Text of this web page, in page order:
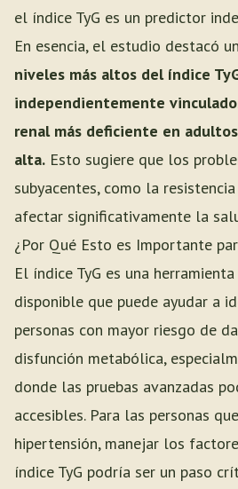
el índice TyG es un predictor
En esencia, el estudio destacó
niveles más altos del índice
independientemente
renal más deficiente en
alta. Esto sugiere que los
subyacentes, como la
afectar significativamente la
¿Por Qué Esto es Importante
El índice TyG es una
disponible que puede ayudar a
personas con mayor riesgo de
disfunción metabólica,
donde las pruebas avanzadas
accesibles. Para las personas
hipertensión, manejar los
índice TyG podría ser un paso